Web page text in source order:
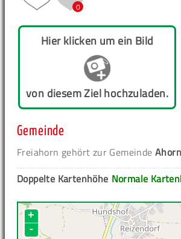
0
Hier klicken um ein Bild
von diesem Ziel hochzuladen.
Gemeinde
Freiahorn gehört zur Gemeinde
Normale
Doppelte Kartenhöhe
+
-